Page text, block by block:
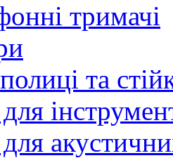
тримачі
та